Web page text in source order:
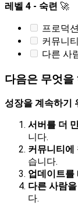
레벨 4 - 숙련 🚀
프로덕
커뮤니
다른 사
다음은 무엇을
성장을 계속하기
서버를 더
니다.
커뮤니티에
습니다.
업데이트를
다른 사람
다.